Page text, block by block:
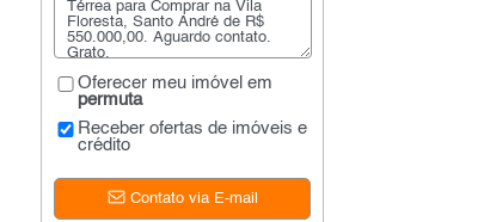
Oferecer meu imóvel em
permuta
Receber ofertas de imóveis e
crédito
Contato via E-mail